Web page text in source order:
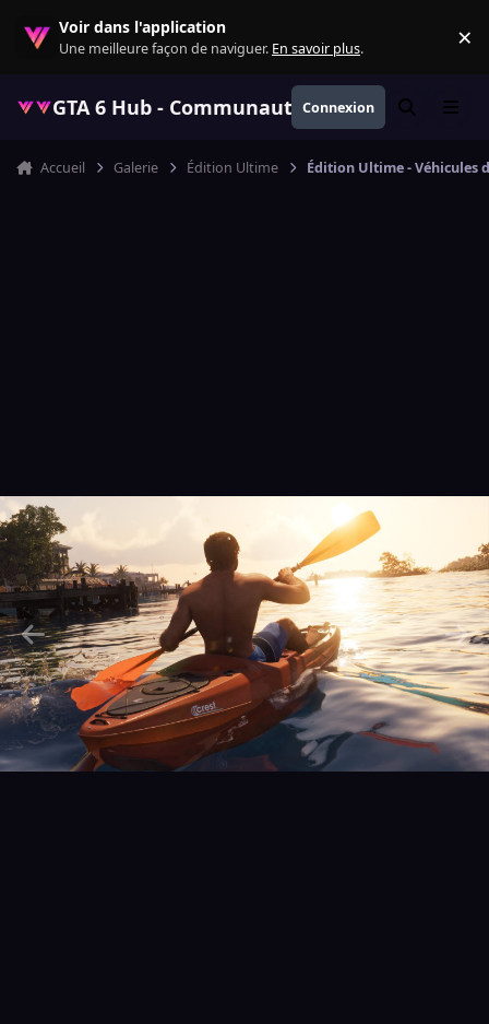
Voir dans l'application
Une meilleure façon de naviguer. En savoir plus. ×
GTA 6 Hub - Communauté GTA VI
Connexion Rechercher
Menu
Accueil Galerie Édition Ultime Édition Ultime - Véhicules